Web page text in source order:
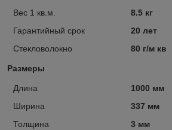
Вес 1 кв.м.
8.5 кг
Гарантийный срок
20 лет
Стекловолокно
80 г/м кв
Размеры
Длина
1000 мм
Ширина
337 мм
Толщина
3 мм